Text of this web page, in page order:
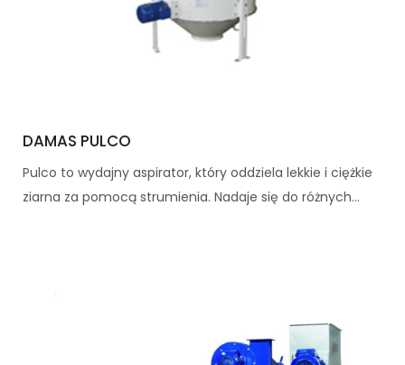
DAMAS PULCO
Pulco to wydajny aspirator, który oddziela lekkie i ciężkie
ziarna za pomocą strumienia. Nadaje się do różnych...